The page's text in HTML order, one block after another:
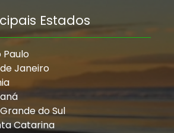
Estados
Paulo
Janeiro
do Sul
Catarina